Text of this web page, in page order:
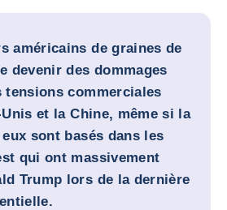
américains de graines de
devenir des dommages
tensions commerciales
et la Chine, même si la
sont basés dans les
qui ont massivement
Trump lors de la dernière